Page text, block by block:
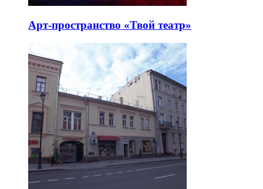
Арт-пространство «Твой театр»